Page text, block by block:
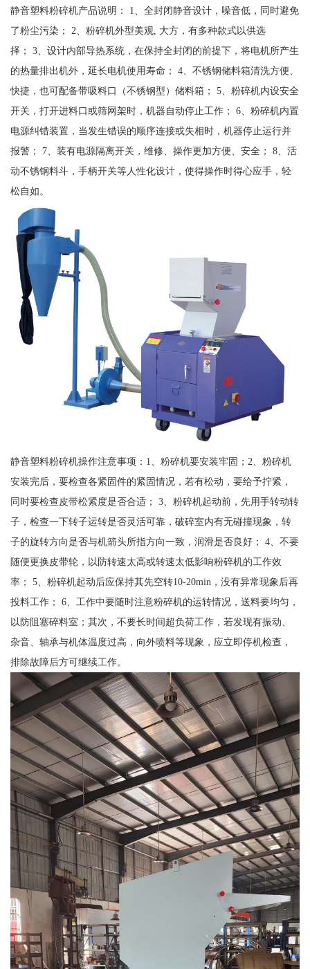
静音塑料粉碎机产品说明： 1、全封闭静音设计，噪音低，同时避免
了粉尘污染； 2、粉碎机外型美观, 大方，有多种款式以供选
择； 3、设计内部导热系统，在保持全封闭的前提下，将电机所产生
的热量排出机外，延长电机使用寿命； 4、不锈钢储料箱清洗方便、
快捷，也可配备带吸料口（不锈钢型）储料箱； 5、粉碎机内设安全
开关，打开进料口或筛网架时，机器自动停止工作； 6、粉碎机内置
电源纠错装置，当发生错误的顺序连接或失相时，机器停止运行并
报警； 7、装有电源隔离开关，维修、操作更加方便、安全； 8、活
动不锈钢料斗，手柄开关等人性化设计，使得操作时得心应手，轻
松自如。
静音塑料粉碎机操作注意事项：1、粉碎机要安装牢固；2、粉碎机
安装完后，要检查各紧固件的紧固情况，若有松动，要给予拧紧，
同时要检查皮带松紧度是否合适； 3、粉碎机起动前，先用手转动转
子，检查一下转子运转是否灵活可靠，破碎室内有无碰撞现象，转
子的旋转方向是否与机箭头所指方向一致，润滑是否良好； 4、不要
随便更换皮带轮，以防转速太高或转速太低影响粉碎机的工作效
率； 5、粉碎机起动后应保持其先空转10-20min，没有异常现象后再
投料工作； 6、工作中要随时注意粉碎机的运转情况，送料要均匀，
以防阻塞碎料室；其次，不要长时间超负荷工作，若发现有振动、
杂音、轴承与机体温度过高，向外喷料等现象，应立即停机检查，
排除故障后方可继续工作。